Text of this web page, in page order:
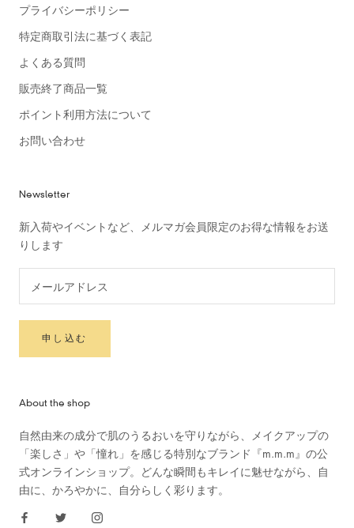
プライバシーポリシー
特定商取引法に基づく表記
よくある質問
販売終了商品一覧
ポイント利用方法について
お問い合わせ
Newsletter
新入荷やイベントなど、メルマガ会員限定のお得な情報をお送
りします
申し込む
About the shop
自然由来の成分で肌のうるおいを守りながら、メイクアップの
「楽しさ」や「憧れ」を感じる特別なブランド『m.m.m』の公
式オンラインショップ。どんな瞬間もキレイに魅せながら、自
由に、かろやかに、自分らしく彩ります。